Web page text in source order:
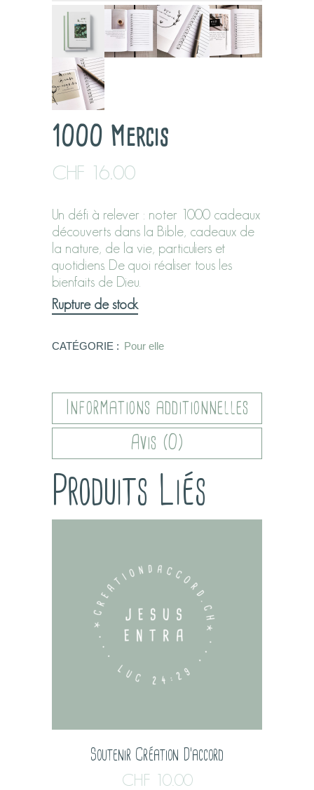
1000 Mercis
CHF 16.00
Un défi à relever : noter 1000 cadeaux
découverts dans la Bible, cadeaux de
la nature, de la vie, particuliers et
quotidiens. De quoi réaliser tous les
bienfaits de Dieu.
Rupture de stock
CATÉGORIE : Pour elle
Informations additionnelles
Avis (0)
Produits Liés
Soutenir Création D’accord
CHF 10.00